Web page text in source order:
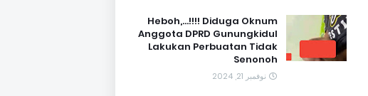
Heboh,...!!!! Diduga Oknum
Anggota DPRD Gunungkidul
Lakukan Perbuatan Tidak
Senonoh
نوفمبر 21, 2024